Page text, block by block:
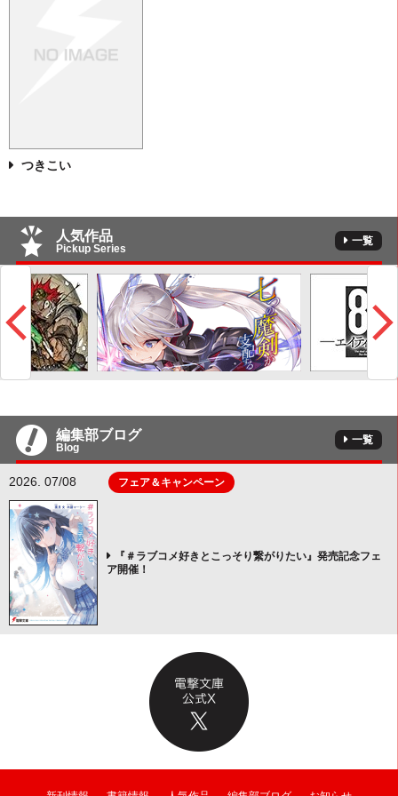
つきこい
人気作品
Pickup Series
一覧
編集部ブログ
Blog
一覧
2026. 07/08 フェア＆キャンペーン
『＃ラブコメ好きとこっそり繋がりたい』発売記念フェ
ア開催！